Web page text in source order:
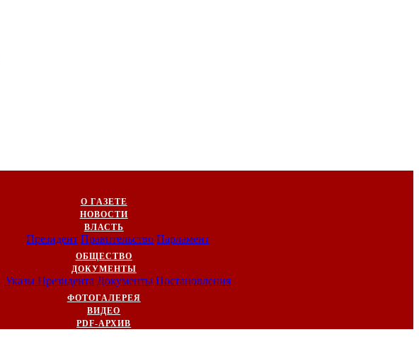
О ГАЗЕТЕ
НОВОСТИ
ВЛАСТЬ
Президент Правительство Парламент
ОБЩЕСТВО
ДОКУМЕНТЫ
Указы Президента Документы Постановления
ФОТОГАЛЕРЕЯ
ВИДЕО
PDF-АРХИВ